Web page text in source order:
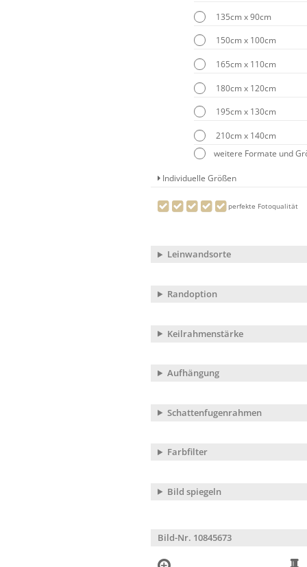
135cm x 90cm
150cm x 100cm
165cm x 110cm
180cm x 120cm
195cm x 130cm
210cm x 140cm
weitere Formate und
Individuelle Größen
perfekte Fotoqualität
Leinwandsorte
Randoption
Keilrahmenstärke
Aufhängung
Schattenfugenrahmen
Farbfilter
Bild spiegeln
Bild-Nr. 10845673